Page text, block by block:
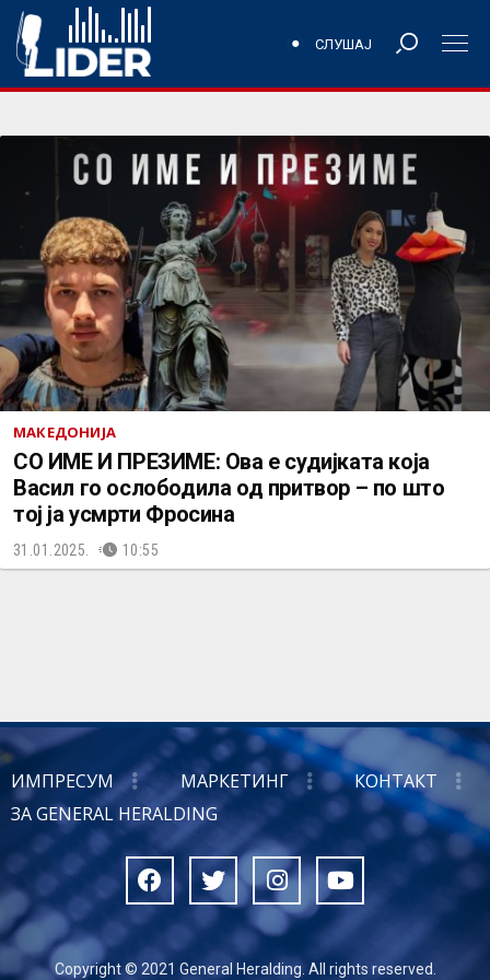
СЛУШАЈ
МАКЕДОНИЈА
СО ИМЕ И ПРЕЗИМЕ: Ова е судијката која
Васил го ослободила од притвор – по што
тој ја усмрти Фросина
31.01.2025. 10:55
ИМПРЕСУМ МАРКЕТИНГ
КОНТАКТ
ЗА GENERAL HERALDING
Copyright © 2021 General Heralding. All rights reserved.